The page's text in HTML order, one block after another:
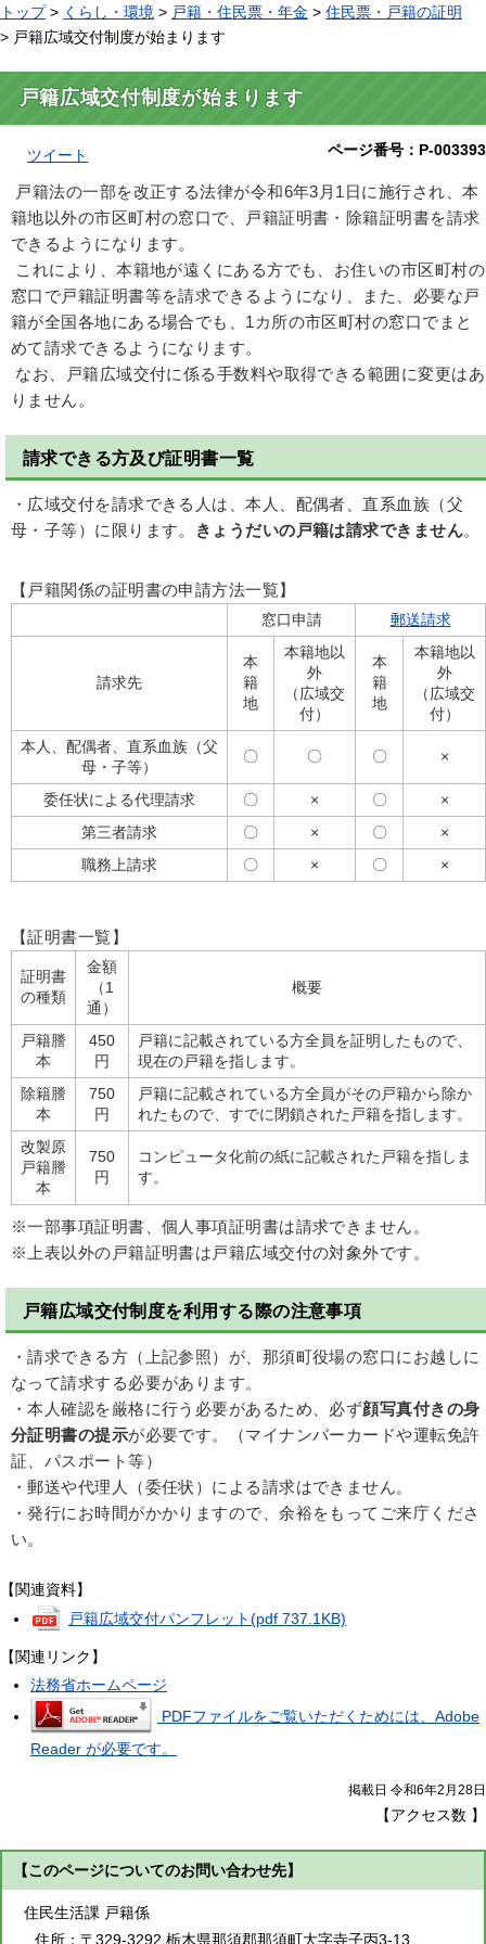
トップ> くらし・環境 > 戸籍・住民票・年金 > 住民票・戸籍の証明
> 戸籍広域交付制度が始まります
戸籍広域交付制度が始まります
ページ番号：P-003393
ツイート
戸籍法の一部を改正する法律が令和6年3月1日に施行され、本
籍地以外の市区町村の窓口で、戸籍証明書・除籍証明書を請求
できるようになります。
これにより、本籍地が遠くにある方でも、お住いの市区町村の
窓口で戸籍証明書等を請求できるようになり、また、必要な戸
籍が全国各地にある場合でも、1カ所の市区町村の窓口でまと
めて請求できるようになります。
なお、戸籍広域交付に係る手数料や取得できる範囲に変更はあ
りません。
請求できる方及び証明書一覧
・広域交付を請求できる人は、本人、配偶者、直系血族（父
母・子等）に限ります。
きょうだいの戸籍は請求できません。
【戸籍関係の証明書の申請方法一覧】
窓口申請
郵送請求
請求先
本
籍
地
本籍地以
外
（広域交
付）
本
籍
地
本籍地以
外
（広域交
付）
本人、配偶者、直系血族（父
母・子等）
〇 〇 〇 ×
委任状による代理請求 〇 × 〇
×
第三者請求
〇 × 〇
×
職務上請求
〇 × 〇 ×
【証明書一覧】
証明書
の種類
金額
（1
通）
概要
戸籍謄
本
450
円
戸籍に記載されている方全員を証明したもので、
現在の戸籍を指します。
除籍謄
本
750
円
戸籍に記載されている方全員がその戸籍から除か
れたもので、すでに閉鎖された戸籍を指します。
改製原
戸籍謄
本
750
円
コンピュータ化前の紙に記載された戸籍を指しま
す。
※一部事項証明書、個人事項証明書は請求できません。
※上表以外の戸籍証明書は戸籍広域交付の対象外です。
戸籍広域交付制度を利用する際の注意事項
・請求できる方（上記参照）が、那須町役場の窓口にお越しに
なって請求する必要があります。
・本人確認を厳格に行う必要があるため、必ず顔写真付きの身
分証明書の提示が必要です。（マイナンバーカードや運転免許
証、パスポート等）
・郵送や代理人（委任状）による請求はできません。
・発行にお時間がかかりますので、余裕をもってご来庁くださ
い。
【関連資料】
戸籍広域交付パンフレット(pdf 737.1KB)
【関連リンク】
法務省ホームページ
PDFファイルをご覧いただくためには、Adobe
Reader が必要です。
掲載日 令和6年2月28日
【アクセス数 】
【このページについてのお問い合わせ先】
住民生活課 戸籍係
住所： 〒329-3292 栃木県那須郡那須町大字寺子丙3-13